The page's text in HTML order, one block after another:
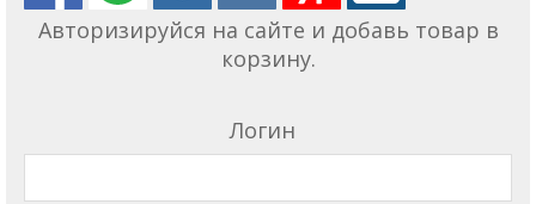
Авторизируйся на сайте и добавь товар в
корзину.
Логин